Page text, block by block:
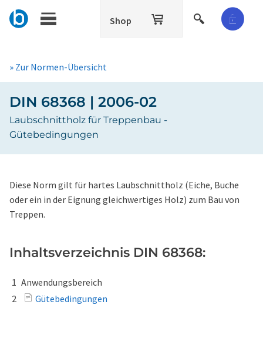
Shop
» Zur Normen-Übersicht
DIN 68368 | 2006-02
Laubschnittholz für Treppenbau -
Gütebedingungen
Diese Norm gilt für hartes Laubschnittholz (Eiche, Buche
oder ein in der Eignung gleichwertiges Holz) zum Bau von
Treppen.
Inhaltsverzeichnis DIN 68368:
1 Anwendungsbereich
2
Gütebedingungen